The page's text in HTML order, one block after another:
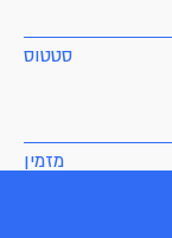
סטטוס
מזמין